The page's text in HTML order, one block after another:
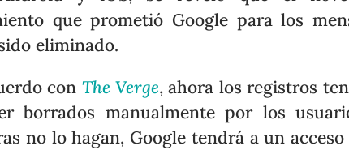
que prometió Google para los
eliminado.
con The Verge, ahora los registros
borrados manualmente por los
no lo hagan, Google tendrá a un